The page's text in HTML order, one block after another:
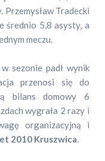
Tradecki
średnio 5,8 asysty, a
meczu.
sezonie padł wynik
przenosi się do
bilans domowy 6
wygrała 2 razy i
organizacyjną i
2010 Kruszwica.